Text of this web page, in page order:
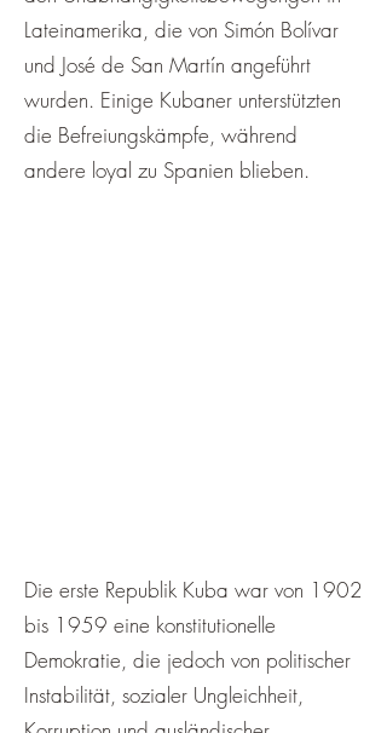
Lateinamerika, die von Simón Bolívar
und José de San Martín angeführt
wurden. Einige Kubaner unterstützten
die Befreiungskämpfe, während
andere loyal zu Spanien blieben.
Die erste Republik Kuba war von 1902
bis 1959 eine konstitutionelle
Demokratie, die jedoch von politischer
Instabilität, sozialer Ungleichheit,